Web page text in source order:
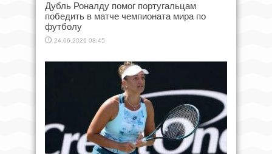
Дубль Роналду помог португальцам
победить в матче чемпионата мира по
футболу
24.06.2026 08:45